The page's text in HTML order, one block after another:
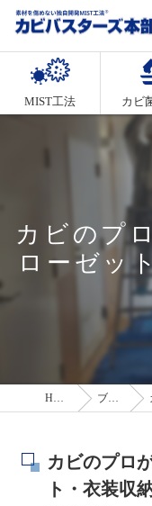
MIST工法 カビ
カビのプ
ローゼッ
HOME ブログ
カビのプロ
ト・衣装収